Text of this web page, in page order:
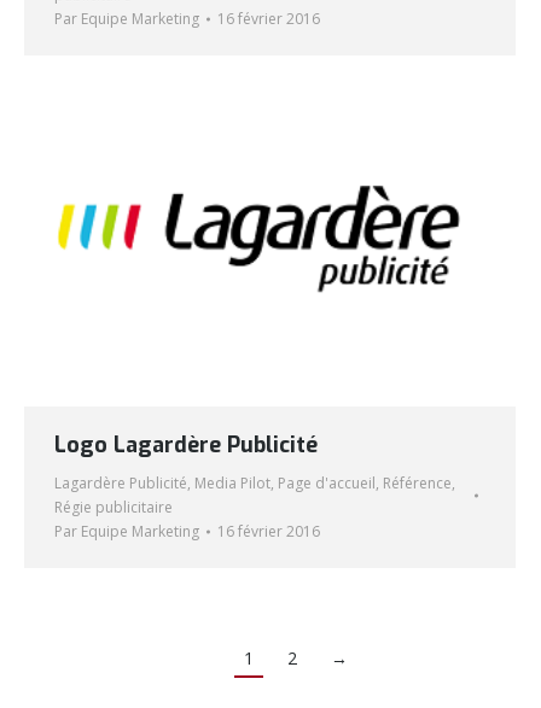
Par Equipe Marketing 16 février 2016
Logo Lagardère Publicité
Lagardère Publicité, Media Pilot, Page d'accueil, Référence,
Régie publicitaire
Par Equipe Marketing 16 février 2016
1 2 →